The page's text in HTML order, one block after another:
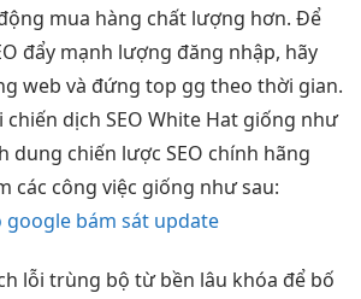
mua hàng chất lượng hơn. Để
đẩy mạnh lượng đăng nhập, hãy
web và đứng top gg theo thời gian.
chiến dịch SEO White Hat giống như
dung chiến lược SEO chính hãng
các công việc giống như sau:
google bám sát update
lỗi trùng bộ từbền lâu khóa để bố